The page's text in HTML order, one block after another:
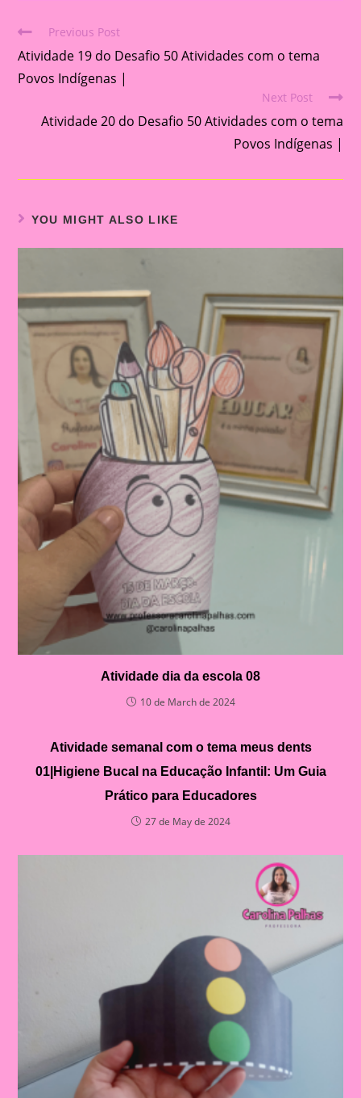
Read
more
articles
Previous Post
Atividade 19 do Desafio 50 Atividades com o tema
Povos Indígenas |
Next Post
Atividade 20 do Desafio 50 Atividades com o tema
Povos Indígenas |
YOU MIGHT ALSO LIKE
Atividade dia da escola 08
10 de March de 2024
Atividade semanal com o tema meus dents
01|Higiene Bucal na Educação Infantil: Um Guia
Prático para Educadores
27 de May de 2024